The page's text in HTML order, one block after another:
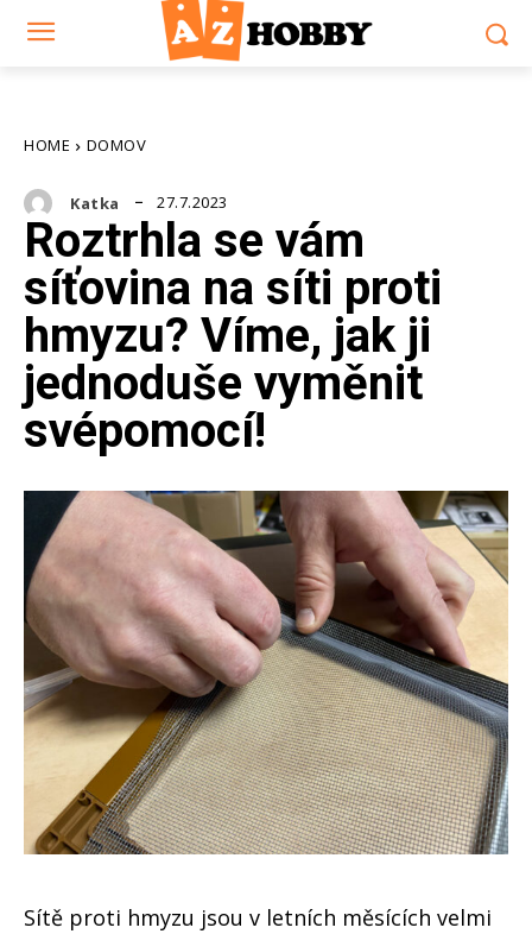
HOME DOMOV
Katka 27.7.2023
Roztrhla se vám
síťovina na síti proti
hmyzu? Víme, jak ji
jednoduše vyměnit
svépomocí!
Sítě proti hmyzu jsou v letních měsících velmi